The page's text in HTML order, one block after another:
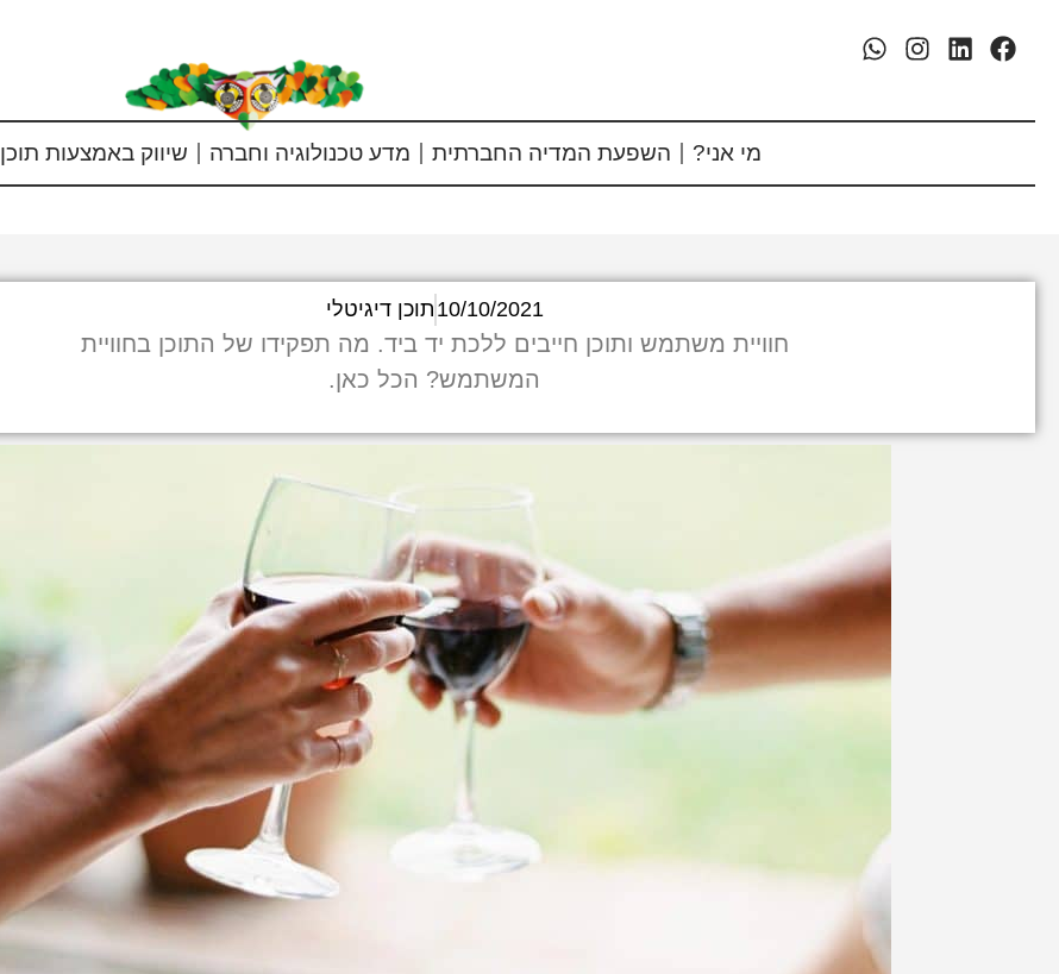
מי אני? השפעת המדיה החברתית מדע טכנולוגיה וחברה שיווק באמצעות תוכן
10/10/2021 תוכן דיגיטלי
חוויית משתמש ותוכן חייבים ללכת יד ביד. מה תפקידו של התוכן בחוויית
המשתמש? הכל כאן.